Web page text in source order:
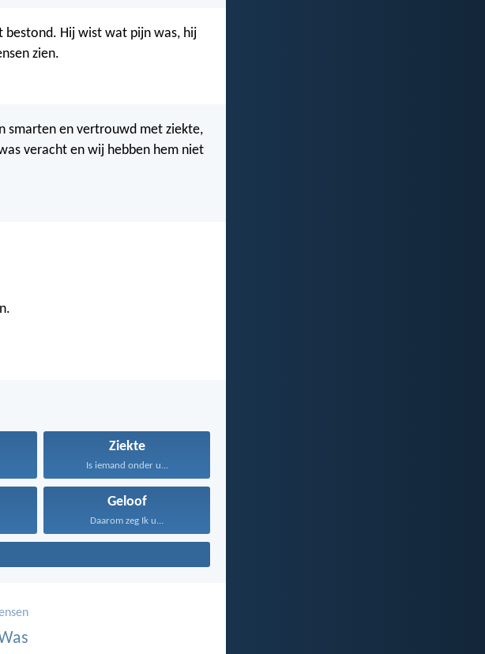
bestond. Hij wist wat pijn was, hij
zien.
smarten en vertrouwd met ziekte,
veracht en wij hebben hem niet
Ziekte
Is iemand onder u...
Geloof
Daarom zeg Ik u...